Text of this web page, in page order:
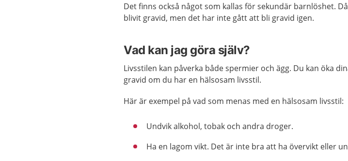
Det finns också något som kallas för sekundär barnlöshet.
blivit gravid, men det har inte gått att bli gravid igen.
Vad kan jag göra själv?
Livsstilen kan påverka både spermier och ägg. Du kan öka
gravid om du har en hälsosam livsstil.
Här är exempel på vad som menas med en hälsosam livsstil:
Undvik alkohol, tobak och andra droger.
Ha en lagom vikt. Det är inte bra att ha övervikt eller